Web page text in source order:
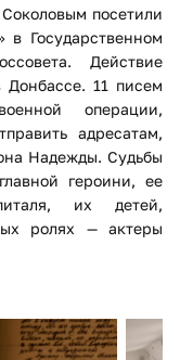
посетили
в Государственном
Действие
11 писем
операции,
адресатам,
Надежды. Судьбы
героини, ее
их детей,
ролях — актеры